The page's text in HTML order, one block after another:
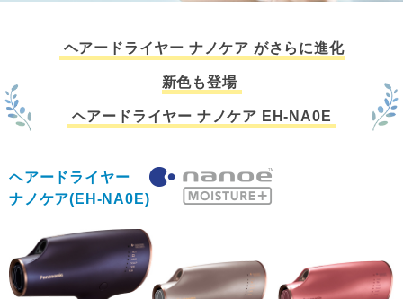
ヘアードライヤー ナノケア がさらに進化
新色も登場
ヘアードライヤー ナノケア EH-NA0E
ヘアードライヤー
ナノケア(EH-NA0E)